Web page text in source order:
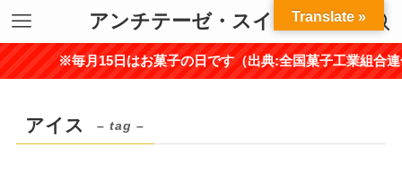
アンチテーゼ・スイーツ
※毎月15日はお菓子の日です（出典:全国菓子工業組合連合会
アイス – tag –
Translate »